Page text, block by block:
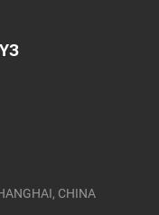
CHINA